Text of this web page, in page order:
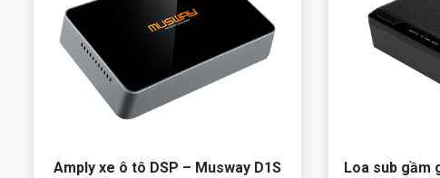
Amply xe ô tô DSP – Musway D1S Loa sub gầm